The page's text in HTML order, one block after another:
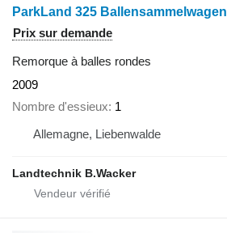
ParkLand 325 Ballensammelwagen
Prix sur demande
Remorque à balles rondes
2009
Nombre d'essieux 1
Allemagne, Liebenwalde
Landtechnik B.Wacker